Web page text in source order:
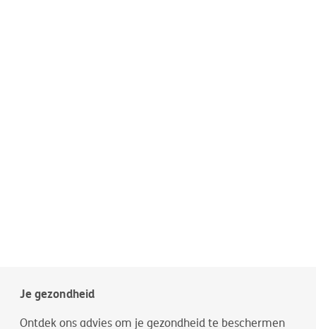
Je gezondheid
Ontdek ons advies om je gezondheid te beschermen